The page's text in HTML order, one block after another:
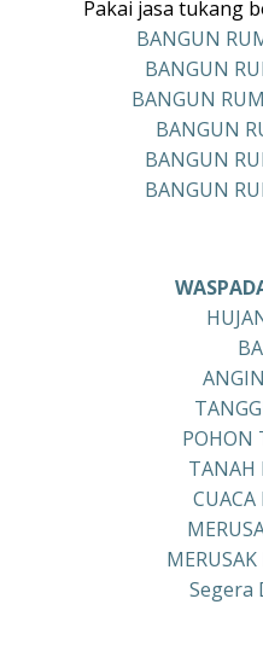
Pakai jasa tukang
BANGUN
BANGUN
BANGUN
BANGUN
BANGUN
BANGUN
POHON
TANAH
CUACA
Segera